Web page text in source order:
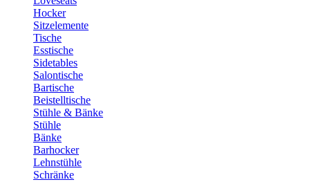
Hocker
Sitzelemente
Tische
Esstische
Sidetables
Salontische
Bartische
Beistelltische
Stühle & Bänke
Stühle
Bänke
Barhocker
Lehnstühle
Schränke